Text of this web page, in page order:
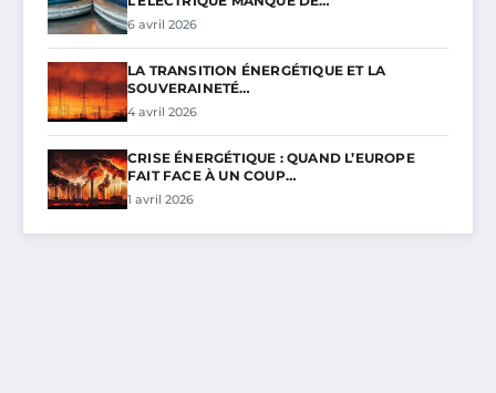
6 avril 2026
LA TRANSITION ÉNERGÉTIQUE ET LA
SOUVERAINETÉ…
4 avril 2026
CRISE ÉNERGÉTIQUE : QUAND L’EUROPE
FAIT FACE À UN COUP…
1 avril 2026